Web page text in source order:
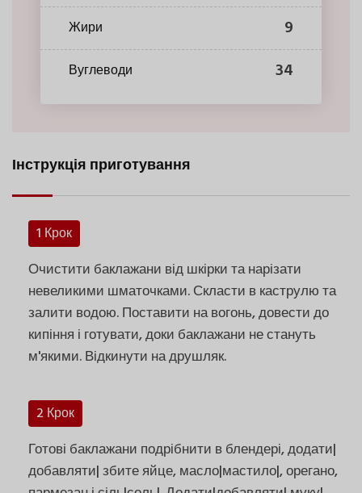
Жири 9
Вуглеводи 34
Інструкція приготування
1 Крок
Очистити баклажани від шкірки та нарізати
невеликими шматочками. Скласти в каструлю та
залити водою. Поставити на вогонь, довести до
кипіння і готувати, доки баклажани не стануть
м'якими. Відкинути на друшляк.
2 Крок
Готові баклажани подрібнити в блендері, додати|
добавляти| збите яйце, масло|мастило|, орегано,